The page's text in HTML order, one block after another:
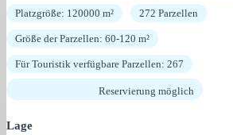
Platzgröße: 120000 m² 272 Parzellen
Größe der Parzellen: 60-120 m²
Für Touristik verfügbare Parzellen: 267
Reservierung möglich
Lage